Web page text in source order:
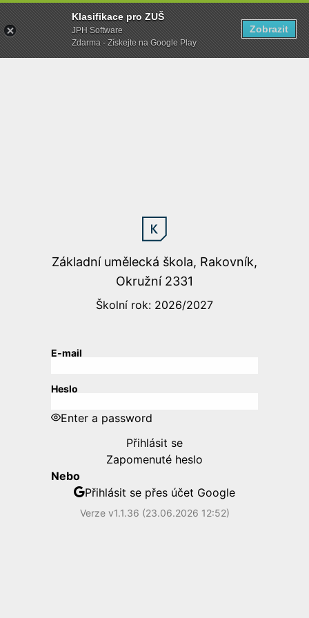
Klasifikace pro ZUŠ
JPH Software
Zdarma - Získejte na Google Play
Zobrazit
Základní umělecká škola, Rakovník,
Okružní 2331
Školní rok: 2026/2027
E-mail
Heslo
Enter a password
Zapomenuté heslo
Přihlásit se
Nebo
Přihlásit se přes účet Google
Verze v1.1.36 (23.06.2026 12:52)